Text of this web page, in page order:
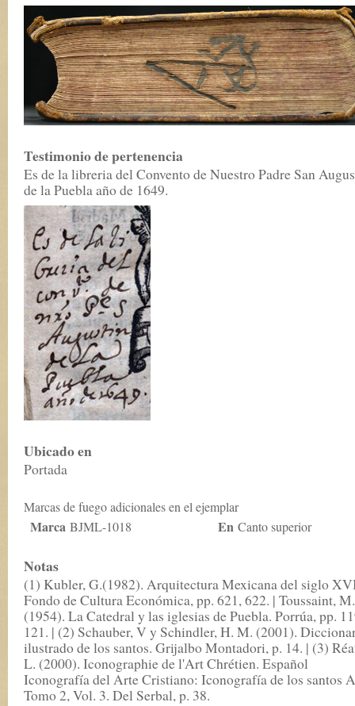
Testimonio de pertenencia
Es de la libreria del Convento de Nuestro Padre San
de la Puebla año de 1649.
Ubicado en
Portada
Marcas de fuego adicionales en el ejemplar
Marca BJML-1018 En Canto superior
Notas
(1) Kubler, G.(1982). Arquitectura Mexicana del siglo
Fondo de Cultura Económica, pp. 621, 622. | Toussaint, M.
(1954). La Catedral y las iglesias de Puebla. Porrúa, pp.
121. | (2) Schauber, V y Schindler, H. M. (2001).
ilustrado de los santos. Grijalbo Montadori, p. 14. | (3)
L. (2000). Iconographie de l'Art Chrétien. Español
Iconografía del Arte Cristiano: Iconografía de los santos
Tomo 2, Vol. 3. Del Serbal, p. 38.